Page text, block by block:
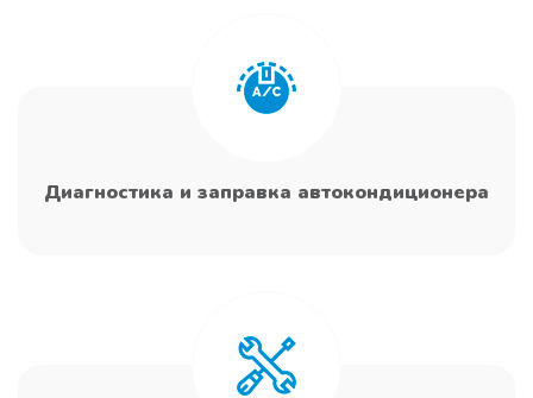
Диагностика и заправка автокондиционера